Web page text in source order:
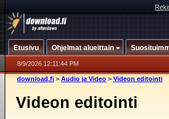
Etusivu Ohjelmat alueittain
8/9/2026 12:11:44 PM
download.fi > Audio ja Video > Videon editointi
Videon editointi